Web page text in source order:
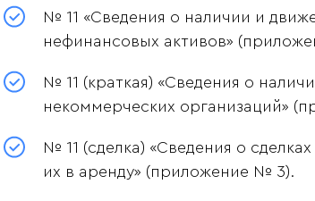
№ 11 «Сведения о наличии и
нефинансовых активов»
№ 11 (краткая) «Сведения о
некоммерческих организаций»
№ 11 (сделка) «Сведения о
их в аренду» (приложение № 3).